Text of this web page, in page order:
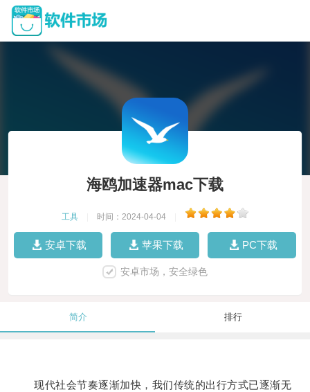
海鸥加速器mac下载
工具 时间：2024-04-04
安卓下载 苹果下载 PC下载
安卓市场，安全绿色
简介 排行
现代社会节奏逐渐加快，我们传统的出行方式已逐渐无